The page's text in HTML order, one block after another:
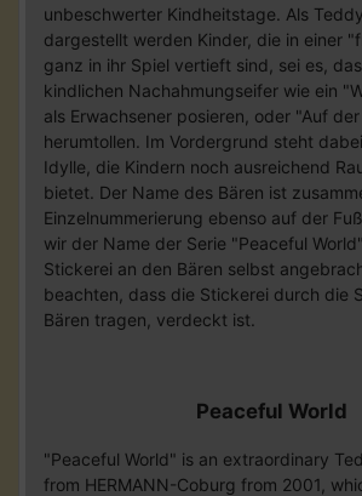
unbeschwerter Kindheitstage. Als
dargestellt werden Kinder, die in einer
ganz in ihr Spiel vertieft sind, sei es,
kindlichen Nachahmungseifer wie ein
als Erwachsener posieren, oder "Auf
herumtollen. Im Vordergrund steht
Idylle, die Kindern noch ausreichend
bietet. Der Name des Bären ist
Einzelnummerierung ebenso auf der
wir der Name der Serie "Peaceful
Stickerei an den Bären selbst
beachten, dass die Stickerei durch die
Bären tragen, verdeckt ist.
Peaceful World
"Peaceful World" is an extraordinary
from HERMANN-Coburg from 2001,